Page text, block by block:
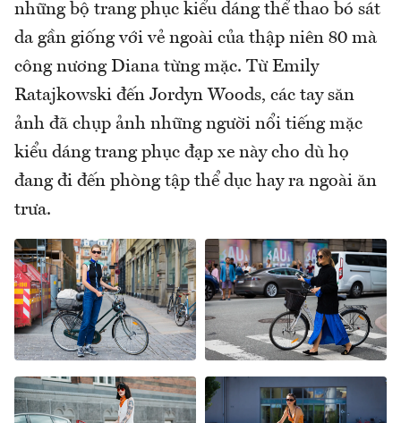
những bộ trang phục kiểu dáng thể thao bó sát
da gần giống với vẻ ngoài của thập niên 80 mà
công nương Diana từng mặc. Từ Emily
Ratajkowski đến Jordyn Woods, các tay săn
ảnh đã chụp ảnh những người nổi tiếng mặc
kiểu dáng trang phục đạp xe này cho dù họ
đang đi đến phòng tập thể dục hay ra ngoài ăn
trưa.